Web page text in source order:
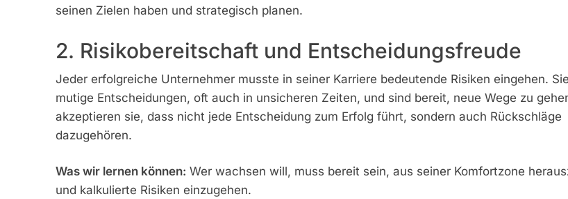
seinen Zielen haben und strategisch planen.
2. Risikobereitschaft und Entscheidungsfreude
Jeder erfolgreiche Unternehmer musste in seiner Karriere bedeutende Risiken eingehen.
mutige Entscheidungen, oft auch in unsicheren Zeiten, und sind bereit, neue Wege zu
akzeptieren sie, dass nicht jede Entscheidung zum Erfolg führt, sondern auch Rückschläge
dazugehören.
Was wir lernen können: Wer wachsen will, muss bereit sein, aus seiner Komfortzone
und kalkulierte Risiken einzugehen.